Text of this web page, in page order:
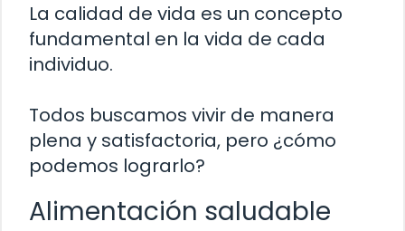
La calidad de vida es un concepto
fundamental en la vida de cada
individuo.
Todos buscamos vivir de manera
plena y satisfactoria, pero ¿cómo
podemos lograrlo?
Alimentación saludable